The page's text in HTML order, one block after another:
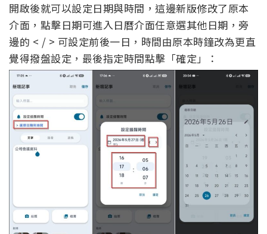
開啟後就可以設定日期與時間，這邊新版修改了原本
介面，點擊日期可進入日曆介面任意選其他日期，旁
邊的 < / > 可設定前後一日，時間由原本時鐘改為更直
覺得撥盤設定，最後指定時間點擊「確定」：